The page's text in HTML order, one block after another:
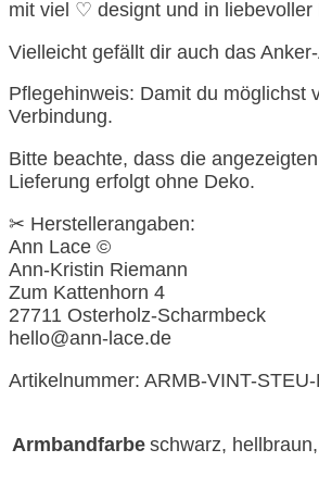
mit viel ♡ designt und in liebevoller
Vielleicht gefällt dir auch das
Pflegehinweis: Damit du möglichst
Verbindung.
Bitte beachte, dass die
Lieferung erfolgt ohne Deko.
✂︎ Herstellerangaben:
Ann Lace ©
Ann-Kristin Riemann
Zum Kattenhorn 4
27711 Osterholz-Scharmbeck
hello@ann-lace.de
Artikelnummer: ARMB-VINT-
Armbandfarbe schwarz,